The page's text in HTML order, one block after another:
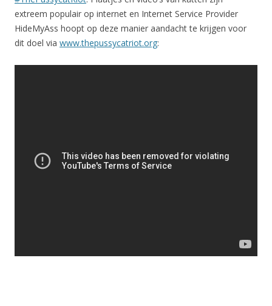
extreem populair op internet en Internet Service Provider
HideMyAss hoopt op deze manier aandacht te krijgen voor
dit doel via www.thepussycatriot.org: